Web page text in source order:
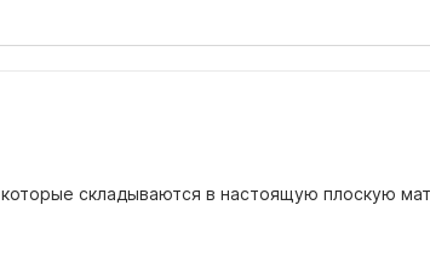
, которые складываются в настоящую плоскую